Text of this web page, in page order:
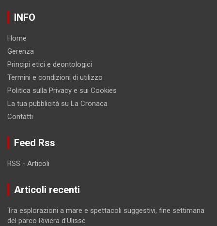
INFO
Home
Gerenza
Principi etici e deontologici
Termini e condizioni di utilizzo
Politica sulla Privacy e sui Cookies
La tua pubblicità su La Cronaca
Contatti
Feed Rss
RSS - Articoli
Articoli recenti
Tra esplorazioni a mare e spettacoli suggestivi, fine settimana
del parco Riviera d’Ulisse